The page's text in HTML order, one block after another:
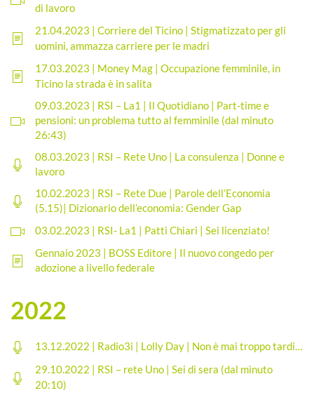
di lavoro
21.04.2023 | Corriere del Ticino | Stigmatizzato per gli
uomini, ammazza carriere per le madri
17.03.2023 | Money Mag | Occupazione femminile, in
Ticino la strada è in salita
09.03.2023 | RSI – La1 | Il Quotidiano | Part-time e
pensioni: un problema tutto al femminile (dal minuto
26:43)
08.03.2023 | RSI – Rete Uno | La consulenza | Donne e
lavoro
10.02.2023 | RSI – Rete Due | Parole dell’Economia
(5.15)| Dizionario dell’economia: Gender Gap
03.02.2023 | RSI- La1 | Patti Chiari | Sei licenziato!
Gennaio 2023 | BOSS Editore | Il nuovo congedo per
adozione a livello federale
2022
13.12.2022 | Radio3i | Lolly Day | Non è mai troppo tardi…
29.10.2022 | RSI – rete Uno | Sei di sera (dal minuto
20:10)